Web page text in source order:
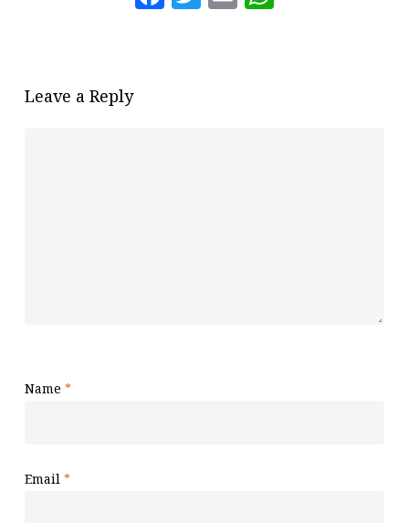
Leave a Reply
Name *
Email *